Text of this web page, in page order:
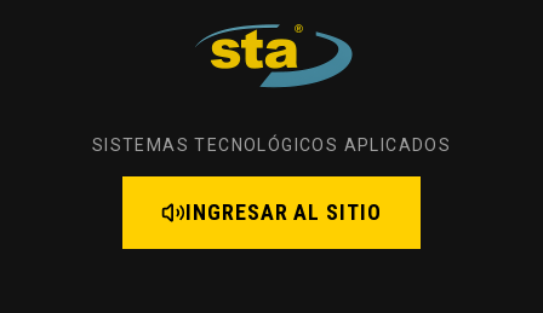
SISTEMAS TECNOLÓGICOS APLICADOS
INGRESAR AL SITIO